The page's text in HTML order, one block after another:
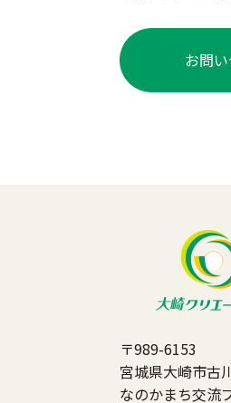
お問
〒989-6153
宮城県大崎市古
なのかまち交流